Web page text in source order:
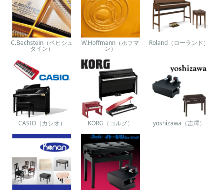
C.Bechstein（ベヒシュ
タイン）
W.Hoffmann（ホフマ
ン）
Roland（ローランド）
CASIO（カシオ） KORG（コルグ） yoshizawa（吉澤）